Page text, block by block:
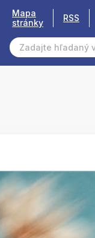
Mapa
stránky
RSS